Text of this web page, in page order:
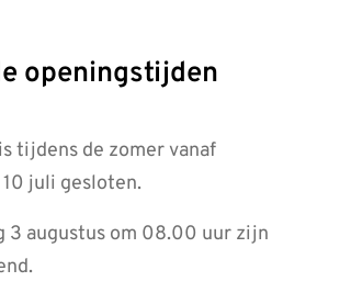
tijdens de zomer vanaf
juli gesloten.
3 augustus om 08.00 uur zijn